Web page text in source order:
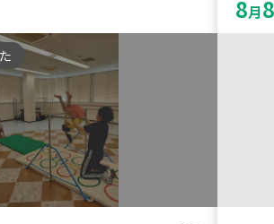
場：兵庫）
う
8月8